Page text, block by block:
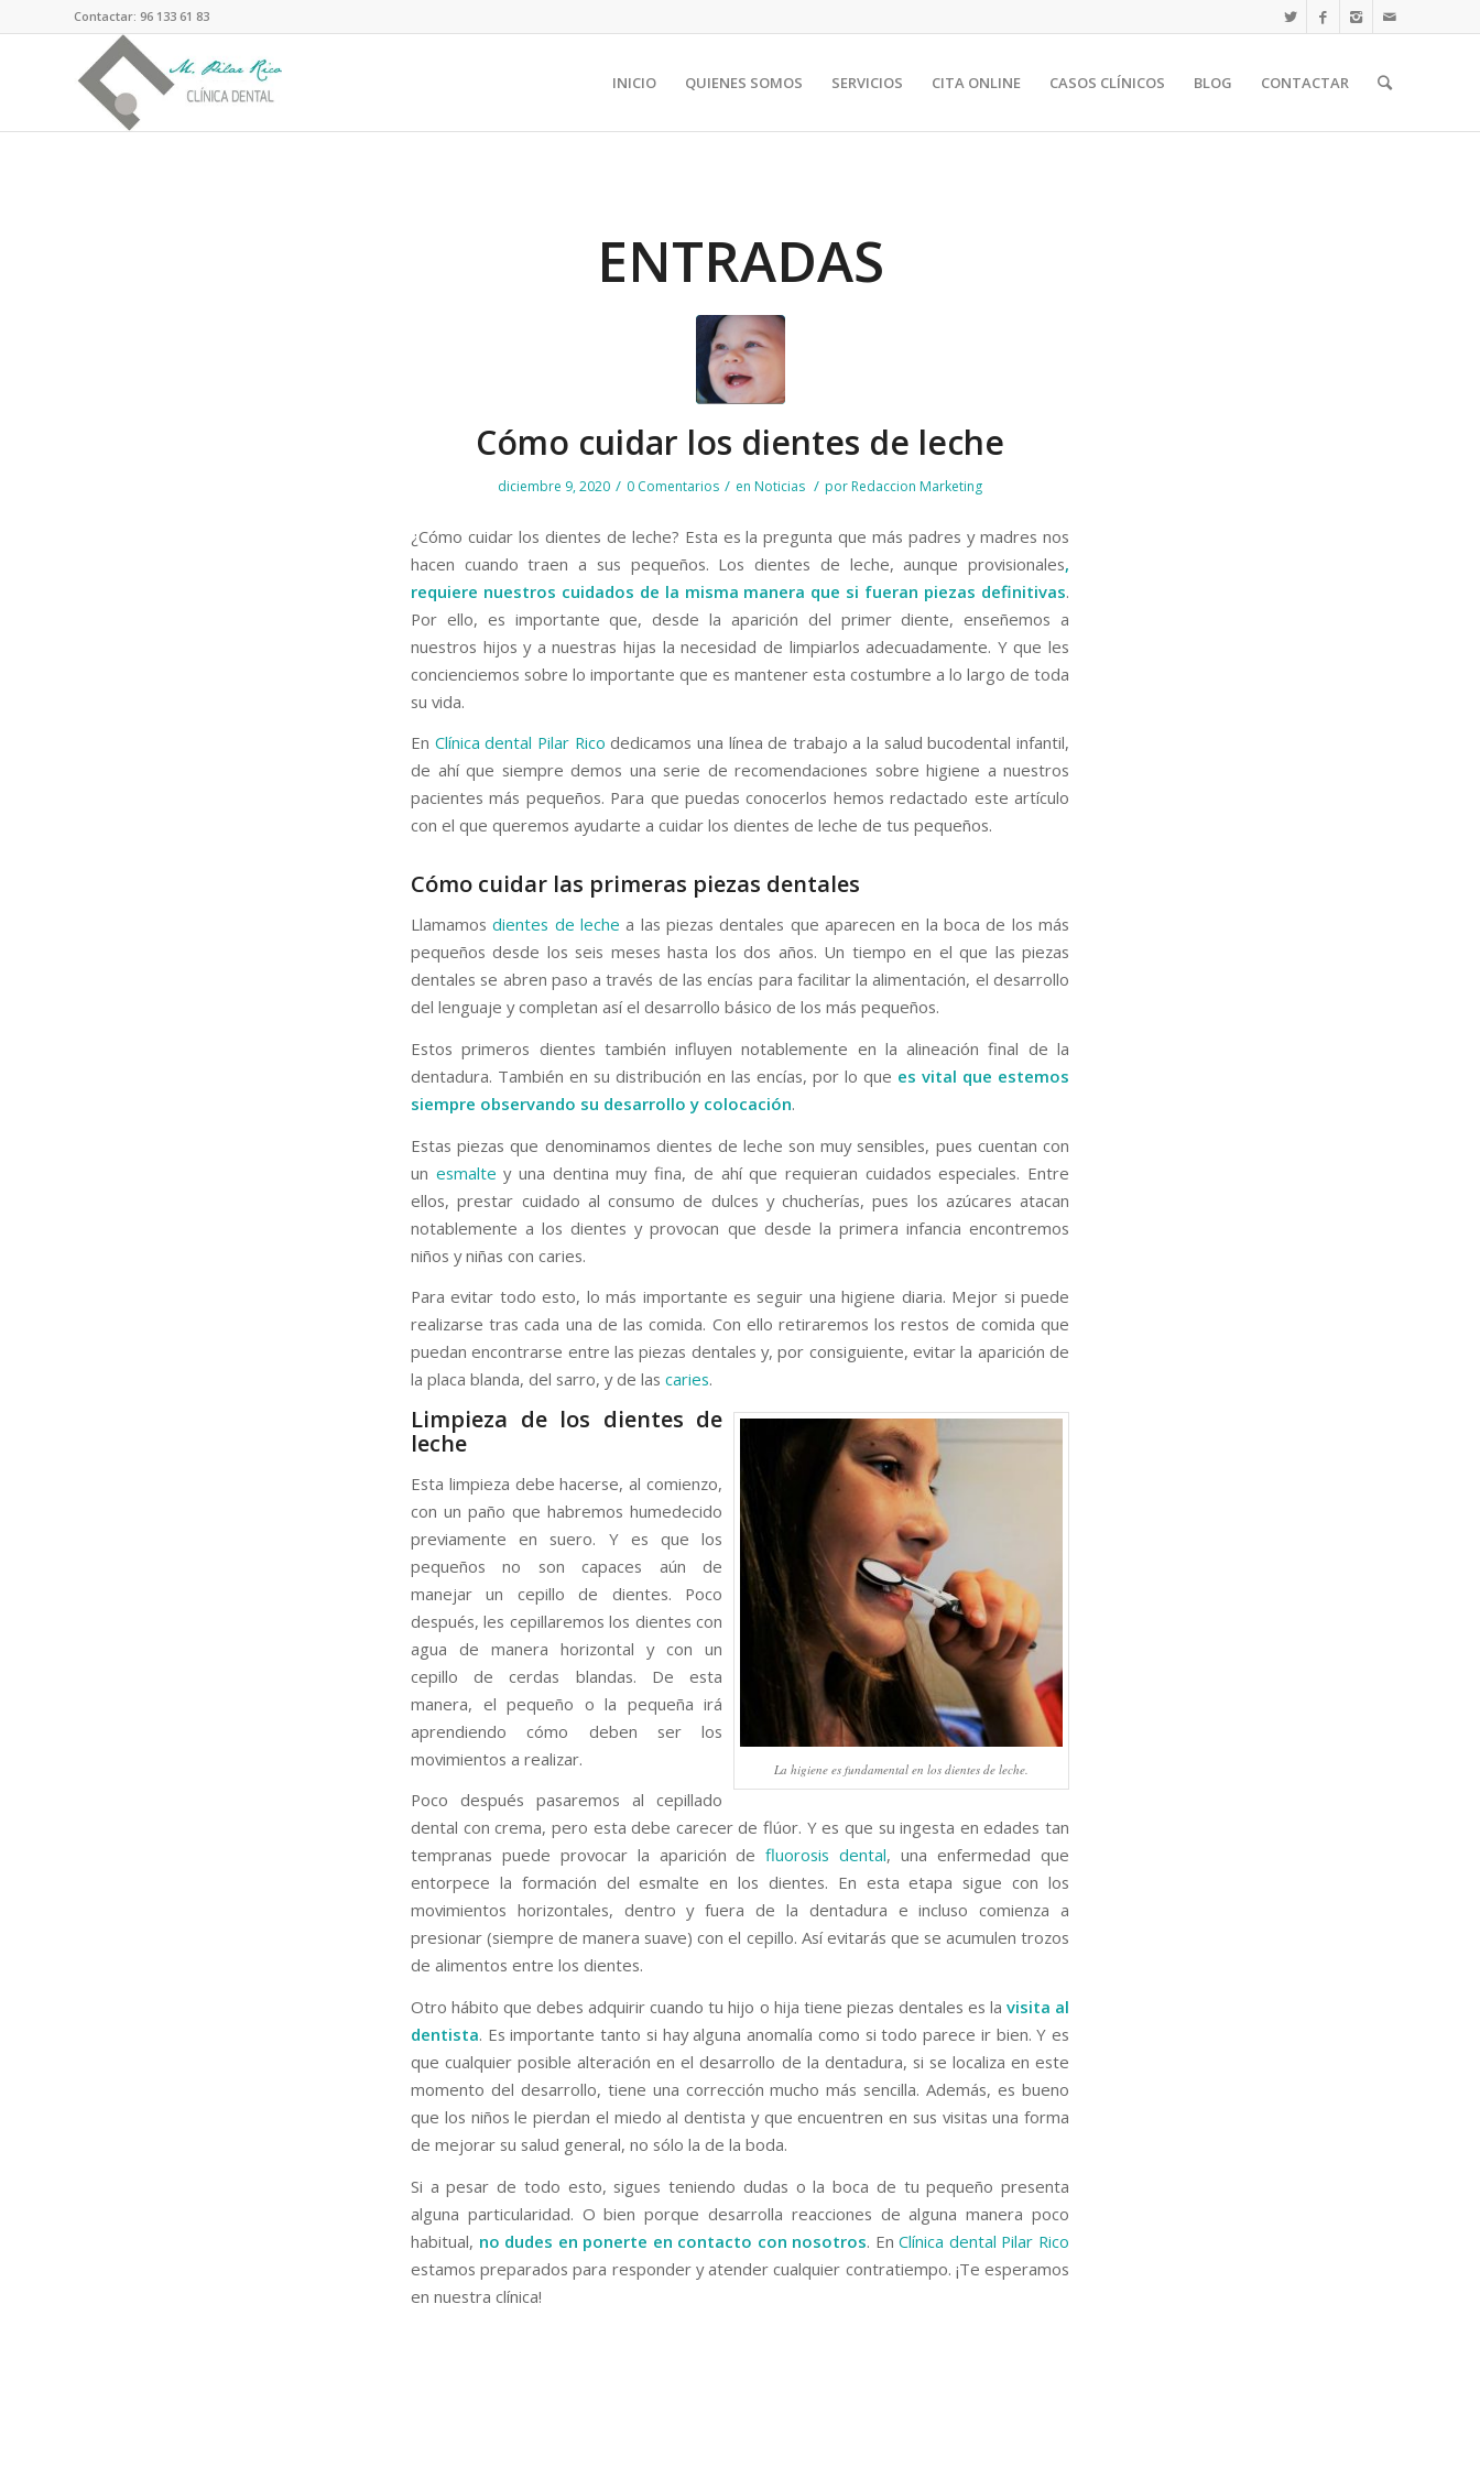
Contactar: 96 133 61 83
INICIO QUIENES SOMOS SERVICIOS CITA ONLINE CASOS CLÍNICOS BLOG CONTACTAR
ENTRADAS
Cómo cuidar los dientes de leche
diciembre 9, 2020 / 0 Comentarios / en Noticias / por Redaccion Marketing
¿Cómo cuidar los dientes de leche? Esta es la pregunta que más padres y madres nos
hacen cuando traen a sus pequeños. Los dientes de leche, aunque provisionales,
requiere nuestros cuidados de la misma manera que si fueran piezas definitivas.
Por ello, es importante que, desde la aparición del primer diente, enseñemos a
nuestros hijos y a nuestras hijas la necesidad de limpiarlos adecuadamente. Y que les
concienciemos sobre lo importante que es mantener esta costumbre a lo largo de toda
su vida.
En Clínica dental Pilar Rico dedicamos una línea de trabajo a la salud bucodental infantil,
de ahí que siempre demos una serie de recomendaciones sobre higiene a nuestros
pacientes más pequeños. Para que puedas conocerlos hemos redactado este artículo
con el que queremos ayudarte a cuidar los dientes de leche de tus pequeños.
Cómo cuidar las primeras piezas dentales
Llamamos dientes de leche a las piezas dentales que aparecen en la boca de los más
pequeños desde los seis meses hasta los dos años. Un tiempo en el que las piezas
dentales se abren paso a través de las encías para facilitar la alimentación, el desarrollo
del lenguaje y completan así el desarrollo básico de los más pequeños.
Estos primeros dientes también influyen notablemente en la alineación final de la
dentadura. También en su distribución en las encías, por lo que es vital que estemos
siempre observando su desarrollo y colocación.
Estas piezas que denominamos dientes de leche son muy sensibles, pues cuentan con
un esmalte y una dentina muy fina, de ahí que requieran cuidados especiales. Entre
ellos, prestar cuidado al consumo de dulces y chucherías, pues los azúcares atacan
notablemente a los dientes y provocan que desde la primera infancia encontremos
niños y niñas con caries.
Para evitar todo esto, lo más importante es seguir una higiene diaria. Mejor si puede
realizarse tras cada una de las comida. Con ello retiraremos los restos de comida que
puedan encontrarse entre las piezas dentales y, por consiguiente, evitar la aparición de
la placa blanda, del sarro, y de las caries.
La higiene es fundamental en los dientes de leche.
Limpieza de los dientes de
leche
Esta limpieza debe hacerse, al comienzo,
con un paño que habremos humedecido
previamente en suero. Y es que los
pequeños no son capaces aún de
manejar un cepillo de dientes. Poco
después, les cepillaremos los dientes con
agua de manera horizontal y con un
cepillo de cerdas blandas. De esta
manera, el pequeño o la pequeña irá
aprendiendo cómo deben ser los
movimientos a realizar.
Poco después pasaremos al cepillado
dental con crema, pero esta debe carecer de flúor. Y es que su ingesta en edades tan
tempranas puede provocar la aparición defluorosis dental, una enfermedad que
entorpece la formación del esmalte en los dientes. En esta etapa sigue con los
movimientos horizontales, dentro y fuera de la dentadura e incluso comienza a
presionar (siempre de manera suave) con el cepillo. Así evitarás que se acumulen trozos
de alimentos entre los dientes.
Otro hábito que debes adquirir cuando tu hijo o hija tiene piezas dentales es la visita al
dentista. Es importante tanto si hay alguna anomalía como si todo parece ir bien. Y es
que cualquier posible alteración en el desarrollo de la dentadura, si se localiza en este
momento del desarrollo, tiene una corrección mucho más sencilla. Además, es bueno
que los niños le pierdan el miedo al dentista y que encuentren en sus visitas una forma
de mejorar su salud general, no sólo la de la boda.
Si a pesar de todo esto, sigues teniendo dudas o la boca de tu pequeño presenta
alguna particularidad. O bien porque desarrolla reacciones de alguna manera poco
habitual, no dudes en ponerte en contacto con nosotros. En Clínica dental Pilar Rico
estamos preparados para responder y atender cualquier contratiempo. ¡Te esperamos
en nuestra clínica!